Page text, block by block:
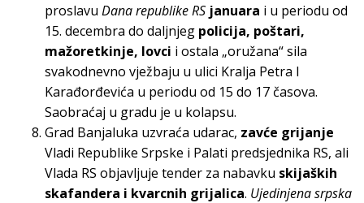
proslavu Dana republike RS januara i u periodu od
15. decembra do daljnjeg policija, poštari,
mažoretkinje, lovci i ostala „oružana“ sila
svakodnevno vježbaju u ulici Kralja Petra I
Karađorđevića u periodu od 15 do 17 časova.
Saobraćaj u gradu je u kolapsu.
Grad Banjaluka uzvraća udarac, zavće grijanje
Vladi Republike Srpske i Palati predsjednika RS, ali
Vlada RS objavljuje tender za nabavku skijaških
skafandera i kvarcnih grijalica. Ujedinjena srpska